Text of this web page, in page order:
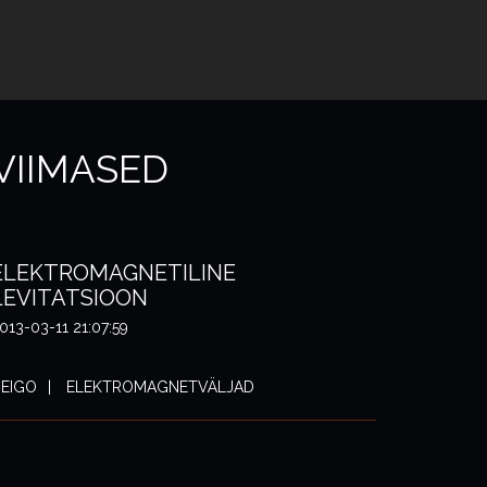
03-11 21:07:59
ELEKTROMAGNETVÄLJAD